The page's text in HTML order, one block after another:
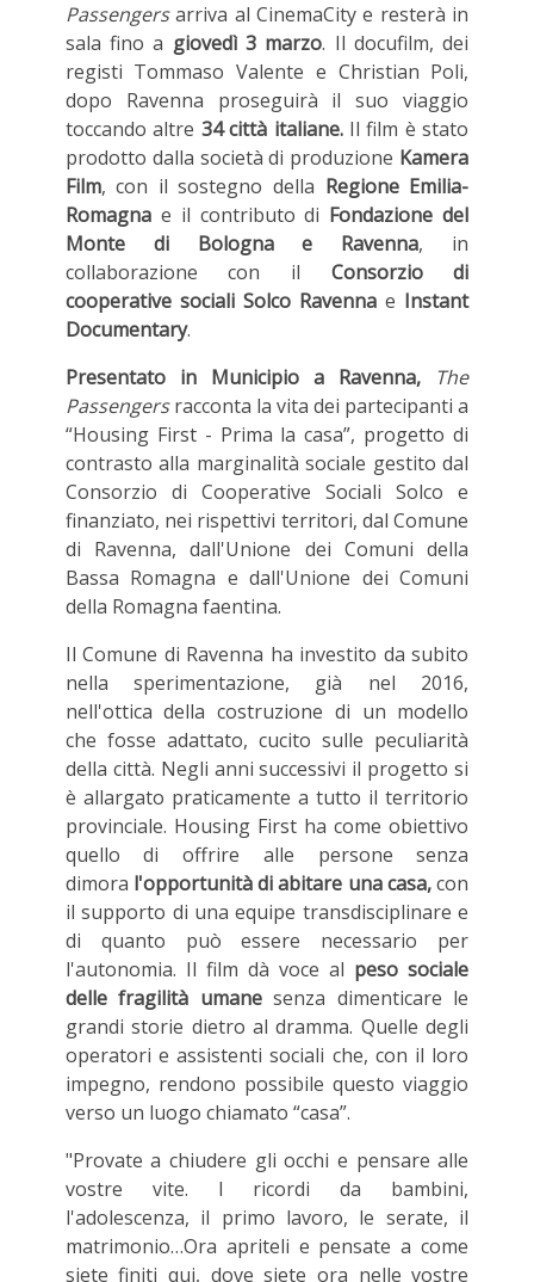
Passengersarriva al CinemaCity e resterà in
sala fino a giovedì 3 marzo. Il docufilm, dei
registi Tommaso Valente e Christian Poli,
dopo Ravenna proseguirà il suo viaggio
toccando altre 34 città italiane. Il film è stato
prodotto dalla società di produzione Kamera
Film, con il sostegno della Regione Emilia-
Romagna e il contributo di Fondazione del
Monte di Bologna e Ravenna, in
collaborazione con il Consorzio di
cooperative sociali Solco Ravenna e Instant
Documentary.
Presentato in Municipio a Ravenna, The
Passengersracconta la vita dei partecipanti a
“Housing First - Prima la casa”, progetto di
contrasto alla marginalità sociale gestito dal
Consorzio di Cooperative Sociali Solco e
finanziato, nei rispettivi territori, dal Comune
di Ravenna, dall'Unione dei Comuni della
Bassa Romagna e dall'Unione dei Comuni
della Romagna faentina.
Il Comune di Ravenna ha investito da subito
nella sperimentazione, già nel 2016,
nell'ottica della costruzione di un modello
che fosse adattato, cucito sulle peculiarità
della città. Negli anni successivi il progetto si
è allargato praticamente a tutto il territorio
provinciale. Housing First ha come obiettivo
quello di offrire alle persone senza
dimora l'opportunità di abitare una casa,con
il supporto di una equipe transdisciplinare e
di quanto può essere necessario per
l'autonomia. Il film dà voce al peso sociale
delle fragilità umanesenza dimenticare le
grandi storie dietro al dramma. Quelle degli
operatori e assistenti sociali che, con il loro
impegno, rendono possibile questo viaggio
verso un luogo chiamato “casa”.
"Provate a chiudere gli occhi e pensare alle
vostre vite. I ricordi da bambini,
l'adolescenza, il primo lavoro, le serate, il
matrimonio…Ora apriteli e pensate a come
siete finiti qui, dove siete ora nelle vostre